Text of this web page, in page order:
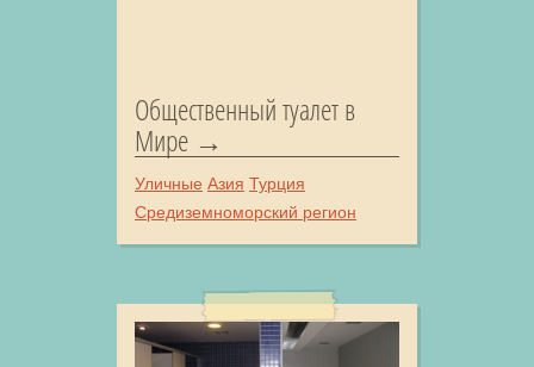
Общественный туалет в
Мире
Уличные Азия Турция
Средиземноморский регион